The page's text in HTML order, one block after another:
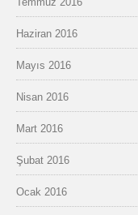
Haziran 2016
Mayıs 2016
Nisan 2016
Mart 2016
Şubat 2016
Ocak 2016